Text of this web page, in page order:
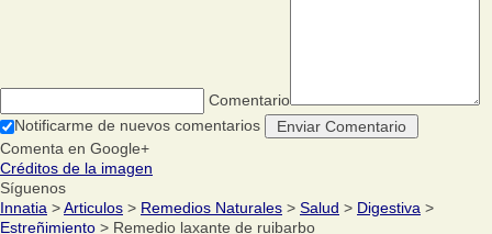
Comentario
Notificarme de nuevos comentarios
Comenta en Google+
Créditos de la imagen
Síguenos
Innatia >Articulos > Remedios Naturales > Salud > Digestiva >
Estreñimiento > Remedio laxante de ruibarbo